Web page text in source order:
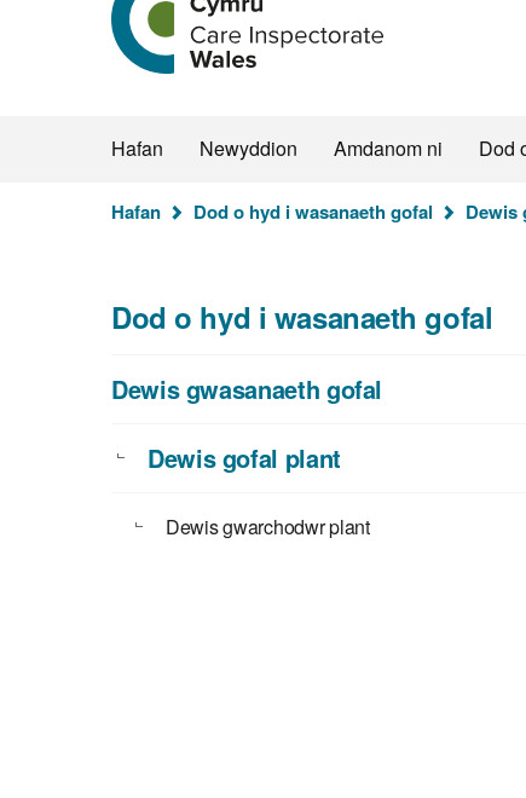
hafan
Arolygiaeth
Gofal
Hafan Newyddion Amdanom ni Dod
Rydych
Hafan Dod o hyd i wasanaeth gofal Dewis
Dod o hyd i wasanaeth gofal
Dewis gwasanaeth gofal
Dewis gofal plant
Dewis gwarchodwr plant